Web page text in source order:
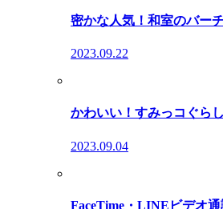
密かな人気！和室のバー
2023.09.22
かわいい！すみっコぐら
2023.09.04
FaceTime・LINEビデオ